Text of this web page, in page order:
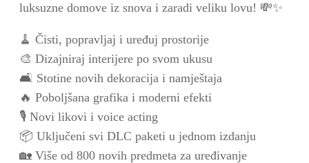
luksuzne domove iz snova i zaradi veliku lovu! 💸✨
🧹 Čisti, popravljaj i uređuj prostorije
🎨 Dizajniraj interijere po svom ukusu
🛋️ Stotine novih dekoracija i namještaja
🔥 Poboljšana grafika i moderni efekti
🎙️ Novi likovi i voice acting
📦 Uključeni svi DLC paketi u jednom izdanju
🏡 Više od 800 novih predmeta za uređivanje